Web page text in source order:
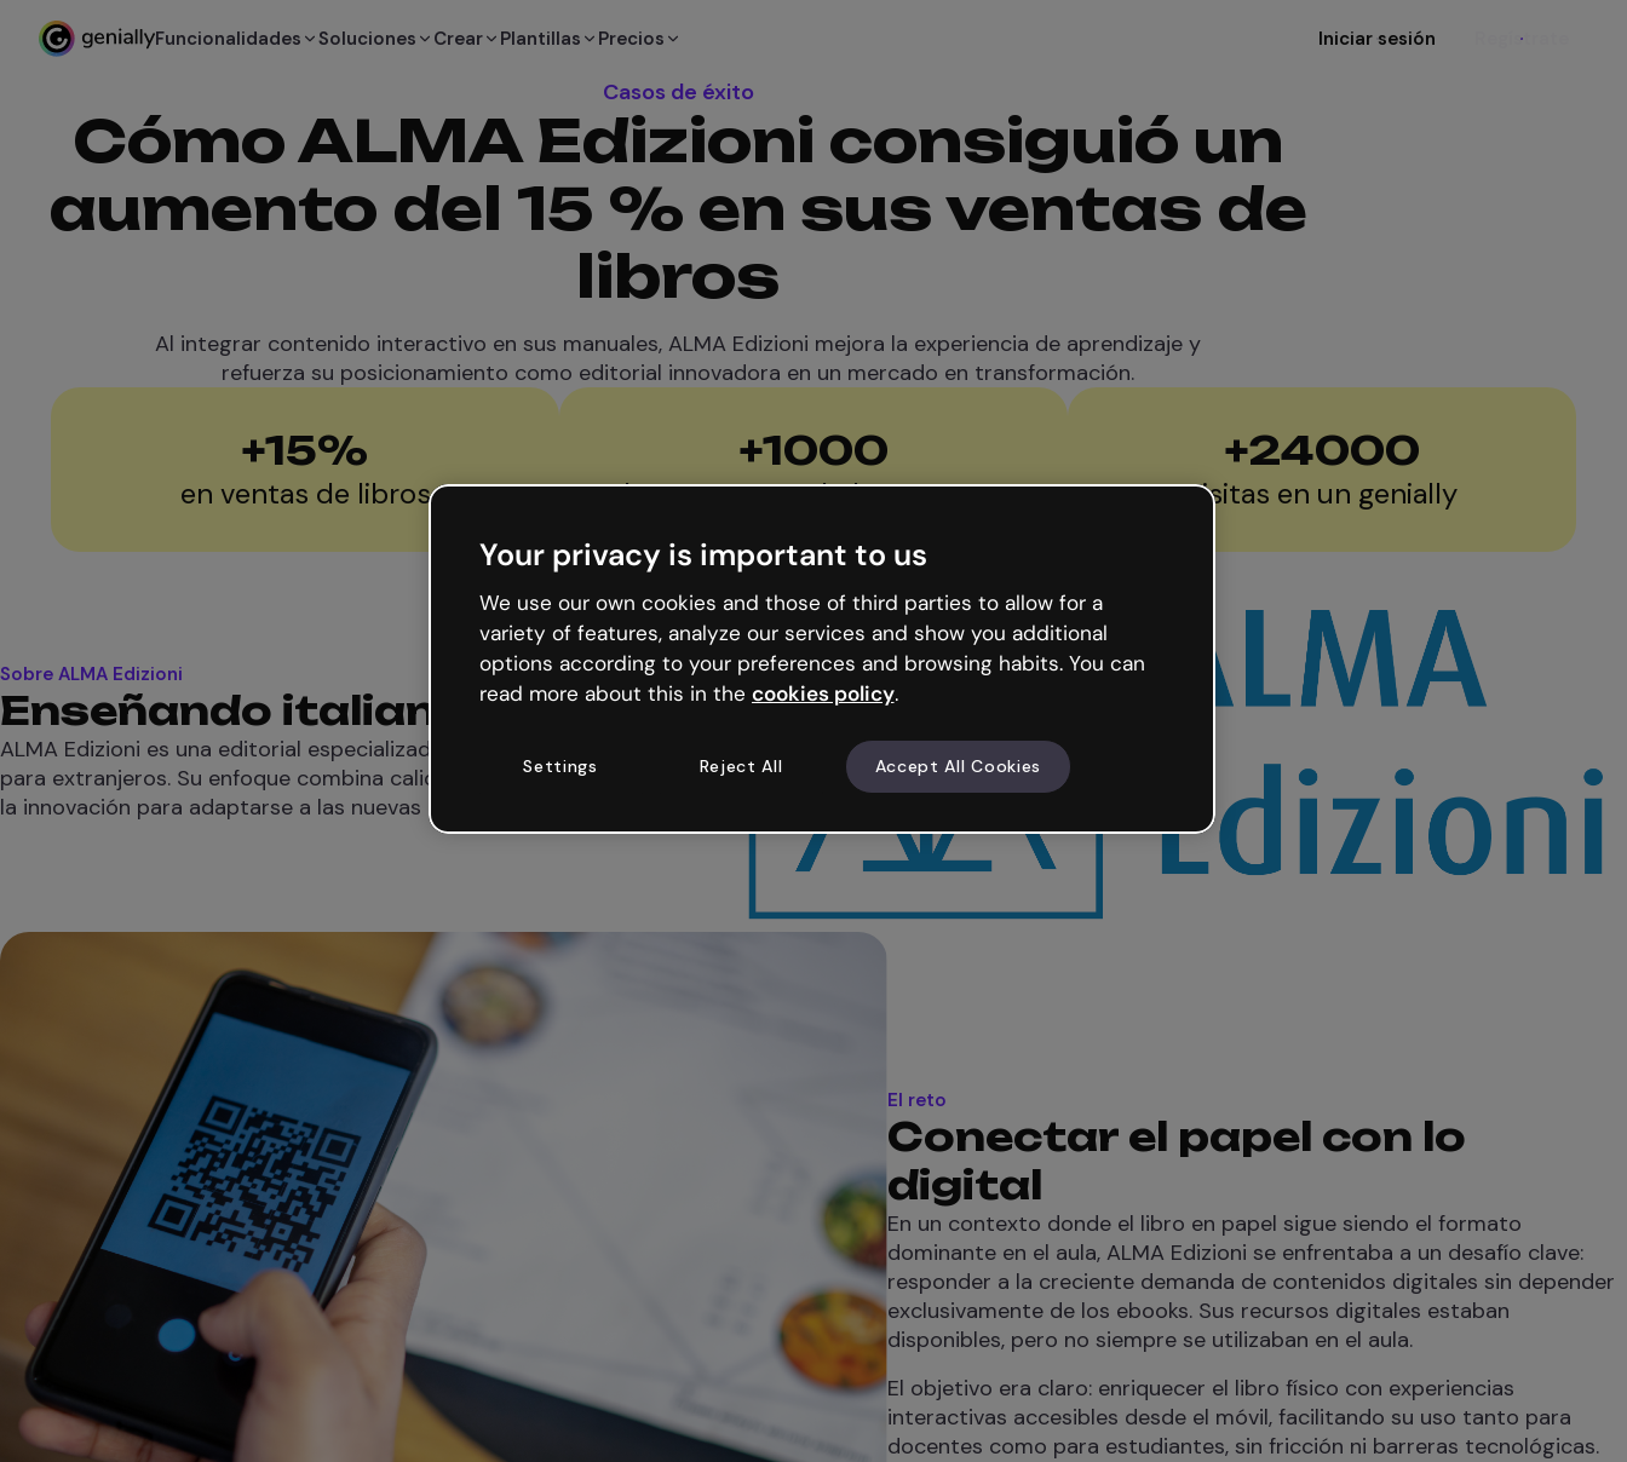
Funcionalidades Soluciones Crear Plantillas Precios Iniciar sesión Regístrate
Casos de éxito
Cómo ALMA Edizioni consiguió un
aumento del 15 % en sus ventas de
libros
Al integrar contenido interactivo en sus manuales, ALMA Edizioni mejora la experiencia de aprendizaje y
refuerza su posicionamiento como editorial innovadora en un mercado en transformación.
+15%
en ventas de libros
+1000
docentes usando los recursos
+24000
visitas en un genially
Sobre ALMA Edizioni
Enseñando italiano al mundo
ALMA Edizioni es una editorial especializada en la enseñanza de italiano
para extranjeros. Su enfoque combina calidad pedagógica y apuesta por
la innovación para adaptarse a las nuevas necesidades del aprendizaje.
El reto
Conectar el papel con lo
digital
En un contexto donde el libro en papel sigue siendo el formato
dominante en el aula, ALMA Edizioni se enfrentaba a un desafío clave:
responder a la creciente demanda de contenidos digitales sin depender
exclusivamente de los ebooks. Sus recursos digitales estaban
disponibles, pero no siempre se utilizaban en el aula.
El objetivo era claro: enriquecer el libro físico con experiencias
interactivas accesibles desde el móvil, facilitando su uso tanto para
docentes como para estudiantes, sin fricción ni barreras tecnológicas.
Your privacy is important to us
We use our own cookies and those of third parties to allow for a
variety of features, analyze our services and show you additional
options according to your preferences and browsing habits. You can
read more about this in the cookies policy.
Settings Reject All Accept All Cookies